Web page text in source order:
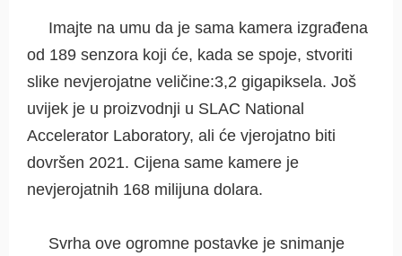
Imajte na umu da je sama kamera izgrađena
od 189 senzora koji će, kada se spoje, stvoriti
slike nevjerojatne veličine:3,2 gigapiksela. Još
uvijek je u proizvodnji u SLAC National
Accelerator Laboratory, ali će vjerojatno biti
dovršen 2021. Cijena same kamere je
nevjerojatnih 168 milijuna dolara.
Svrha ove ogromne postavke je snimanje